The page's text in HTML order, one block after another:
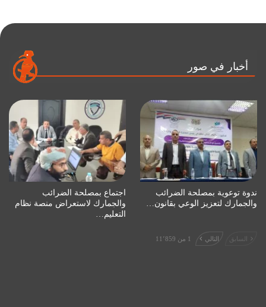
أخبار في صور
ندوة توعوية بمصلحة الضرائب
والجمارك لتعزيز الوعي بقانون…
اجتماع بمصلحة الضرائب
والجمارك لاستعراض منصة نظام
التعليم…
السابق التالي 1 من 11٬859